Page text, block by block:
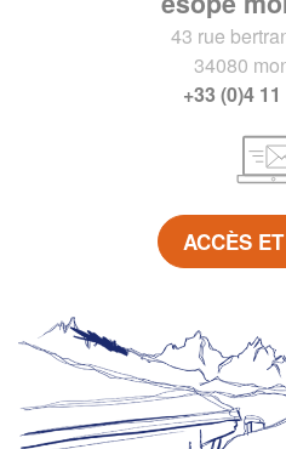
43 rue
34080
+33 (0)4
ACCÈS